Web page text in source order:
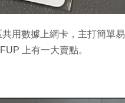
用數據上網卡，主打簡單易
上有一大賣點。